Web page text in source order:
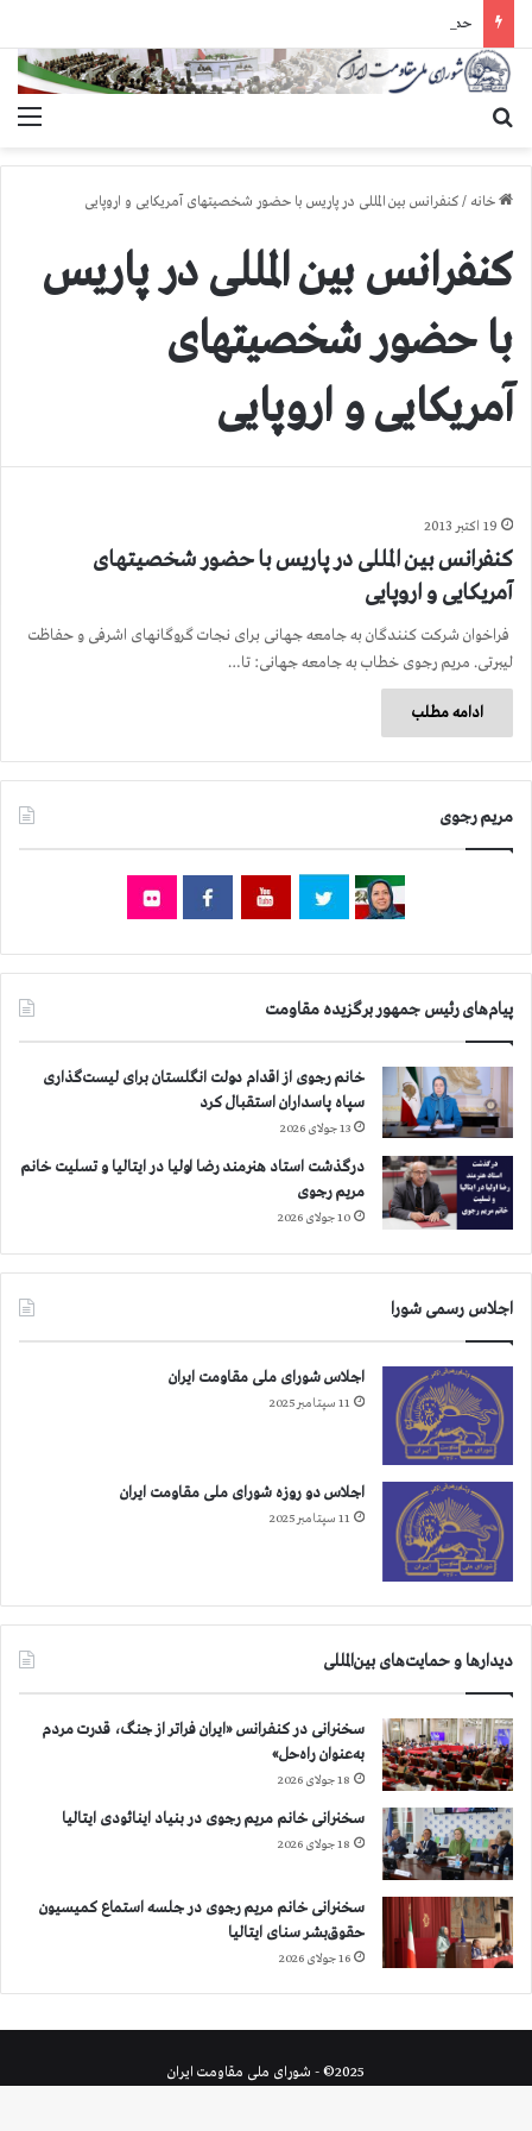
خانه /کنفرانس بین المللی در پاریس با حضور شخصیتهای آمریکایی و اروپایی
کنفرانس بین المللی در پاریس
با حضور شخصیتهای
آمریکایی و اروپایی
19 اکتبر 2013
کنفرانس بین المللی در پاریس با حضور شخصیتهای
آمریکایی و اروپایی
فراخوان شرکت کنندگان به جامعه جهانی برای نجات گروگانهای اشرفی و حفاظت
لیبرتی. مریم رجوی خطاب به جامعه جهانی: تا…
ادامه مطلب
مریم رجوی
پیام‌های رئیس جمهور برگزیده مقاومت
خانم رجوی از اقدام دولت انگلستان برای لیست‌گذاری
سپاه پاسداران استقبال کرد
13 جولای 2026
درگذشت استاد هنرمند رضا اولیا در ایتالیا و تسلیت خانم
مریم رجوی
10 جولای 2026
اجلاس رسمی شورا
اجلاس شورای ملی مقاومت ایران
11 سپتامبر 2025
اجلاس دو روزه شورای ملی مقاومت ایران
11 سپتامبر 2025
دیدارها و حمایت‌های بین‌المللی
سخنرانی در کنفرانس «ایران فراتر از جنگ، قدرت مردم
به‌عنوان راه‌حل»
18 جولای 2026
سخنرانی خانم مریم رجوی در بنیاد اینائودی ایتالیا
18 جولای 2026
سخنرانی خانم مریم رجوی در جلسه استماع کمیسیون
حقوق‌بشر سنای ایتالیا
16 جولای 2026
2025© - شورای ملی مقاومت ایران